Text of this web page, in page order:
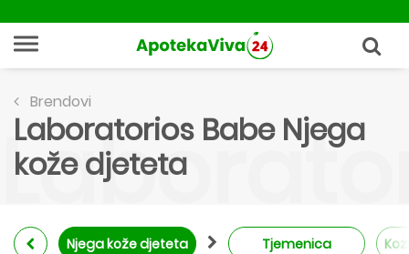
Brendovi
Laboratorios Babe Njega
kože djeteta
Njega kože djeteta Tjemenica